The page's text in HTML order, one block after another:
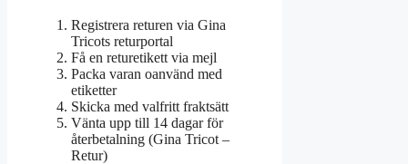
Registrera returen via Gina
Tricots returportal
Få en returetikett via mejl
Packa varan oanvänd med
etiketter
Skicka med valfritt fraktsätt
Vänta upp till 14 dagar för
återbetalning (Gina Tricot –
Retur)